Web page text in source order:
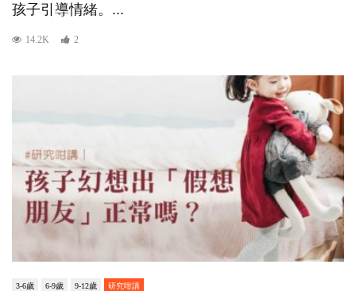
孩子引導情緒。...
14.2K 2
3-6歲 6-9歲 9-12歲 研究咁講